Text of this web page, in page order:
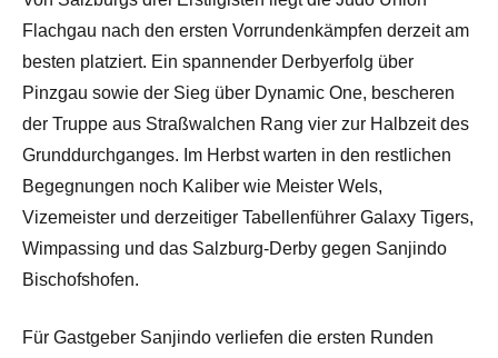
Flachgau nach den ersten Vorrundenkämpfen derzeit am
besten platziert. Ein spannender Derbyerfolg über
Pinzgau sowie der Sieg über Dynamic One, bescheren
der Truppe aus Straßwalchen Rang vier zur Halbzeit des
Grunddurchganges. Im Herbst warten in den restlichen
Begegnungen noch Kaliber wie Meister Wels,
Vizemeister und derzeitiger Tabellenführer Galaxy Tigers,
Wimpassing und das Salzburg-Derby gegen Sanjindo
Bischofshofen.
Für Gastgeber Sanjindo verliefen die ersten Runden